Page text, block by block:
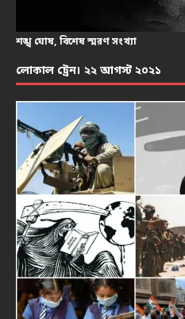
শঙ্খ ঘোষ, বিশেষ স্মরণ সংখ্যা
লোকাল ট্রেন। ২২ আগস্ট ২০২১